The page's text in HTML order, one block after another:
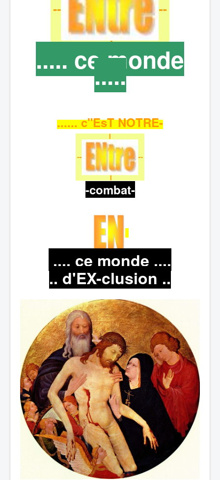
..... ce monde
.....
...... c"EsT NOTRE-
-combat-
.... ce monde ....
.. d'EX-clusion ..